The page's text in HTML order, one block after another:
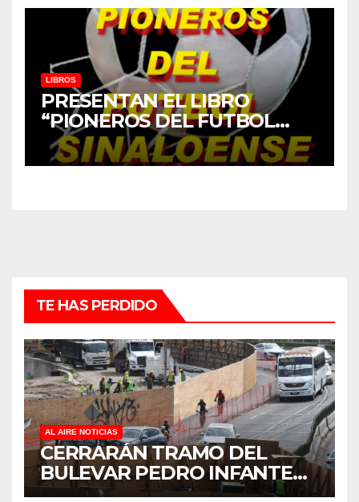
LIBROS
PRESENTAN EL LIBRO
“PIONEROS DEL FUTBOL
SINALOENSE”
TE HAS PERDIDO
AL AIRE NOTICIAS
CERRARÁN TRAMO DEL
BULEVAR PEDRO INFANTE
PARA ACELERAR OBRAS